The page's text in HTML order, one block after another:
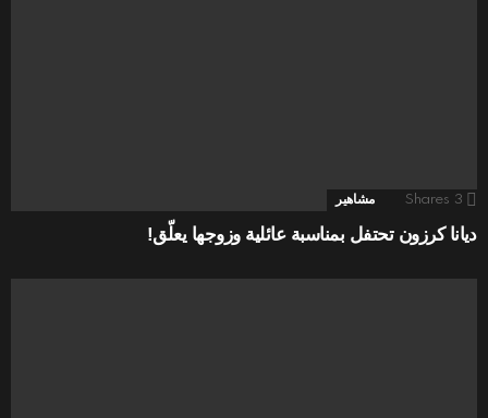
3
Shares مشاهير
ديانا كرزون تحتفل بمناسبة عائلية وزوجها يعلّق!